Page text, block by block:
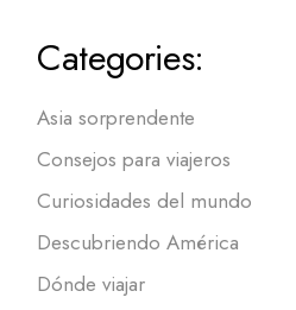
Categories:
Asia sorprendente
Consejos para viajeros
Curiosidades del mundo
Descubriendo América
Dónde viajar